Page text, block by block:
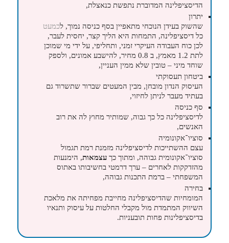
הדיסציפלינה המדוברת נתפשת כנאצלת,
יתרון
שהשוק בעידן הנוכחי מתאפיין בסף כניסה נמוך, לכמעט
כל דיסציפלינה, התמחות היא הליך קצר, יחסית לעבר,
לכן כוח העבודה העיקרי זמני, ותחליפי, על ידי מי שמוכן
לתת 1.2 מאמץ, ב 0.8 מחיר, להישבע אמונים, ולספק
שוחד מיני – טובין שלא ממין העניין,
ביטחון תעסוקתי
העיסוק הנדון מובחן, מבין המעטים שברור שתשרוד גם
בעתיד מעבר לניתן לחיזוי,
סף כניסה
לדיסציפלינה כל כך גבוה, שמותיר מחוץ לה את רוב
האנשים,
סוציו־אקונומיה
עצם ההשתייכות לדיסציפלינה מזמנת רמת תגמול
סוציו־אקונומית גבוהה, ומתוך כךעצמאות, הימנעות
מהזדקקות לאחרים – ערך דרמטי בחשיבותו באתוס
המשפחתי – ברמת התכנות גבוהה,
בחירה
המומחיות שהדיסציפלינה מחייבת מפחיתה את מלאכת
השיווק המתמדת מול מקבלי החלטות על עיסוק ותנאיו
בדיסציפלינות פחות תובעניות.